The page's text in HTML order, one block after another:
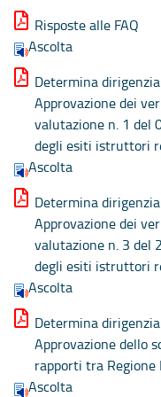
Risposte alle FAQ
Ascolta
Determina
Approvazione dei
valutazione n. 1
degli esiti istruttori
Ascolta
Determina
Approvazione dei
valutazione n. 3
degli esiti istruttori
Ascolta
Determina
Approvazione dello
rapporti tra
Ascolta